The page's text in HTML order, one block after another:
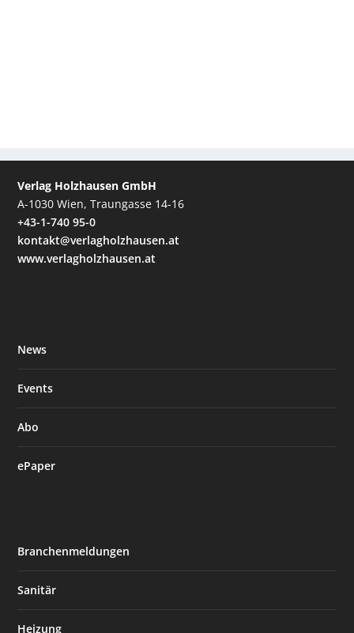
Verlag Holzhausen GmbH
A-1030 Wien, Traungasse 14-16
+43-1-740 95-0
kontakt@verlagholzhausen.at
www.verlagholzhausen.at
News
Events
Abo
ePaper
Branchenmeldungen
Sanitär
Heizung